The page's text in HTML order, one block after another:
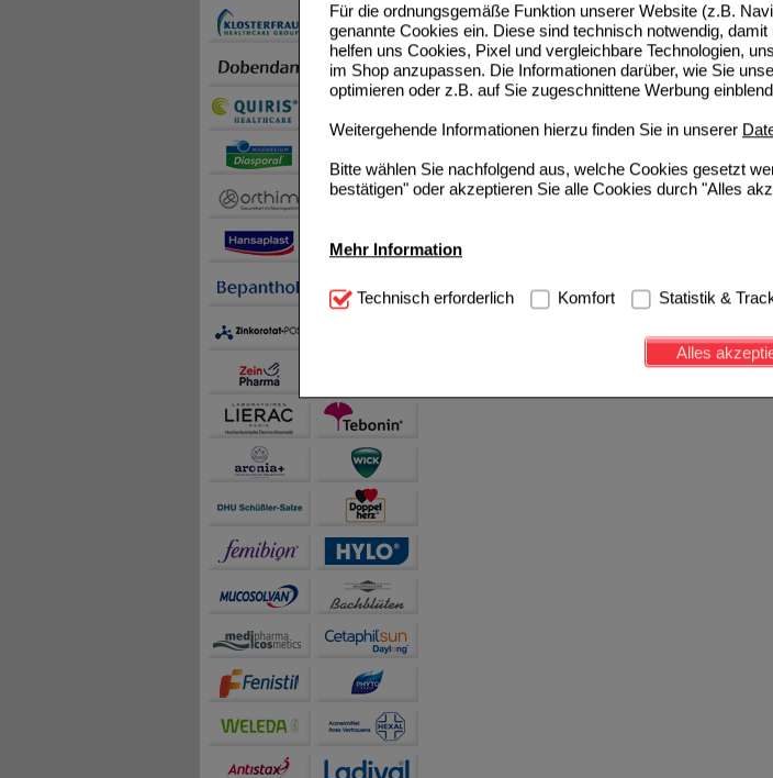
Für die ordnungsgemäße Funktion unserer Website (z.B.
genannte Cookies ein. Diese sind technisch notwendig,
helfen uns Cookies, Pixel und vergleichbare Technologien,
im Shop anzupassen. Die Informationen darüber, wie Sie
optimieren oder z.B. auf Sie zugeschnittene Werbung
Weitergehende Informationen hierzu finden Sie in unserer
Bitte wählen Sie nachfolgend aus, welche Cookies gesetzt
bestätigen" oder akzeptieren Sie alle Cookies durch "Alles
Mehr Information
Technisch Notwendig: Hierbei handelt es sich um Cookies,
notwendig sind (z.B. Navigation, Warenkorb, Kundenkonto),
Diese Cookies werden genutzt um das
beispielsweise für die Wiedererkennung des Besuchers oder
Inhalte anzuzeigen und unser Partnerprogramm zu betreiben.
Statistik & Tracking:
sammeln, mit deren Hilfe wir unsere Website weiter für Sie
auch die Werbung auf Drittseiten möglichst relevant für Sie
teilweise an Dritte wie z.B. Google oder soziale Medien
Technisch erforderlich Komfort Statistik &
Alles